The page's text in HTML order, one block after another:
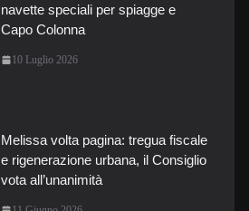
navette speciali per spiagge e
Capo Colonna
10 Luglio 2026
Melissa volta pagina: tregua fiscale
e rigenerazione urbana, il Consiglio
vota all’unanimità